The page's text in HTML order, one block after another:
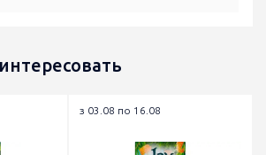
з 03.08 по 16.08